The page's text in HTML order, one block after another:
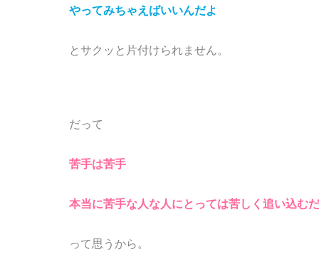
やってみちゃえばいいんだよ
とサクッと 片付けられません。
だって
苦手は苦手
本当に苦手な人な人にとっては苦しく追い込む
って思うから。